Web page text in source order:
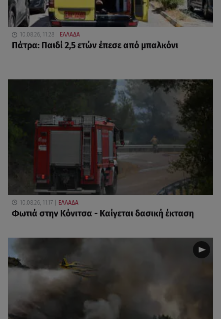
10.08.26, 11:28 ΕΛΛΑΔΑ
Πάτρα: Παιδί 2,5 ετών έπεσε από μπαλκόνι
10.08.26, 11:17 ΕΛΛΑΔΑ
Φωτιά στην Κόνιτσα - Καίγεται δασική έκταση